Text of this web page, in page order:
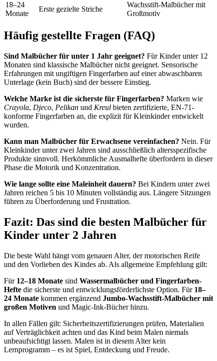
18–24
Monate
Erste gezielte Striche
Wachsstift-Malbücher mit
Großmotiv
Häufig gestellte Fragen (FAQ)
Sind Malbücher für unter 1 Jahr geeignet? Für Kinder unter 12
Monaten sind klassische Malbücher nicht geeignet. Sensorische
Erfahrungen mit ungiftigen Fingerfarben auf einer abwaschbaren
Unterlage (kein Buch) sind der bessere Einstieg.
Welche Marke ist die sicherste für Fingerfarben? Marken wie
Crayola, Djeco, Pelikan und Kreul bieten zertifizierte, EN-71-
konforme Fingerfarben an, die explizit für Kleinkinder entwickelt
wurden.
Kann man Malbücher für Erwachsene vereinfachen? Nein. Für
Kleinkinder unter zwei Jahren sind ausschließlich altersspezifische
Produkte sinnvoll. Herkömmliche Ausmalhefte überfordern in dieser
Phase die Motorik und Konzentration.
Wie lange sollte eine Maleinheit dauern? Bei Kindern unter zwei
Jahren reichen 5 bis 10 Minuten vollständig aus. Längere Sitzungen
führen zu Überforderung und Frustration.
Fazit: Das sind die besten Malbücher für
Kinder unter 2 Jahren
Die beste Wahl hängt vom genauen Alter, der motorischen Reife
und den Vorlieben des Kindes ab. Als allgemeine Empfehlung gilt:
Für 12–18 Monate sind Wassermalbücher und Fingerfarben-
Hefte die sicherste und entwicklungsförderlichste Option. Für 18–
24 Monate kommen ergänzend Jumbo-Wachsstift-Malbücher mit
großen Motiven und Magic-Ink-Bücher hinzu.
In allen Fällen gilt: Sicherheitszertifizierungen prüfen, Materialien
auf Verträglichkeit achten und das Kind beim Malen niemals
unbeaufsichtigt lassen. Malen ist in diesem Alter kein
Lernprogramm – es ist Spiel, Entdeckung und Freude.